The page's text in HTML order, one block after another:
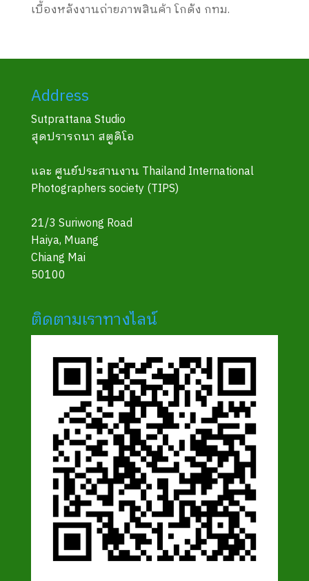
เบื้องหลังงานถ่ายภาพสินค้า โกดัง กทม.
Address
Sutprattana Studio
สุดปรารถนา สตูดิโอ
และ ศูนย์ประสานงาน Thailand International
Photographers society (TIPS)
21/3 Suriwong Road
Haiya, Muang
Chiang Mai
50100
ติดตามเราทางไลน์